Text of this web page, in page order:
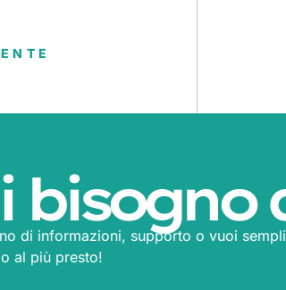
bisogno
di informazioni, supporto o vuoi
al più presto!